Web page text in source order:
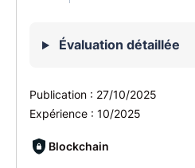
Évaluation détaillée
Publication : 27/10/2025
Expérience : 10/2025
Blockchain